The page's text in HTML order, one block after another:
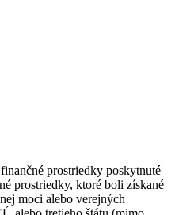
prostriedky poskytnuté
prostriedky, ktoré boli získané
moci alebo verejných